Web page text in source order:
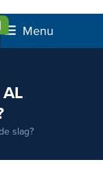
Menu
slag?